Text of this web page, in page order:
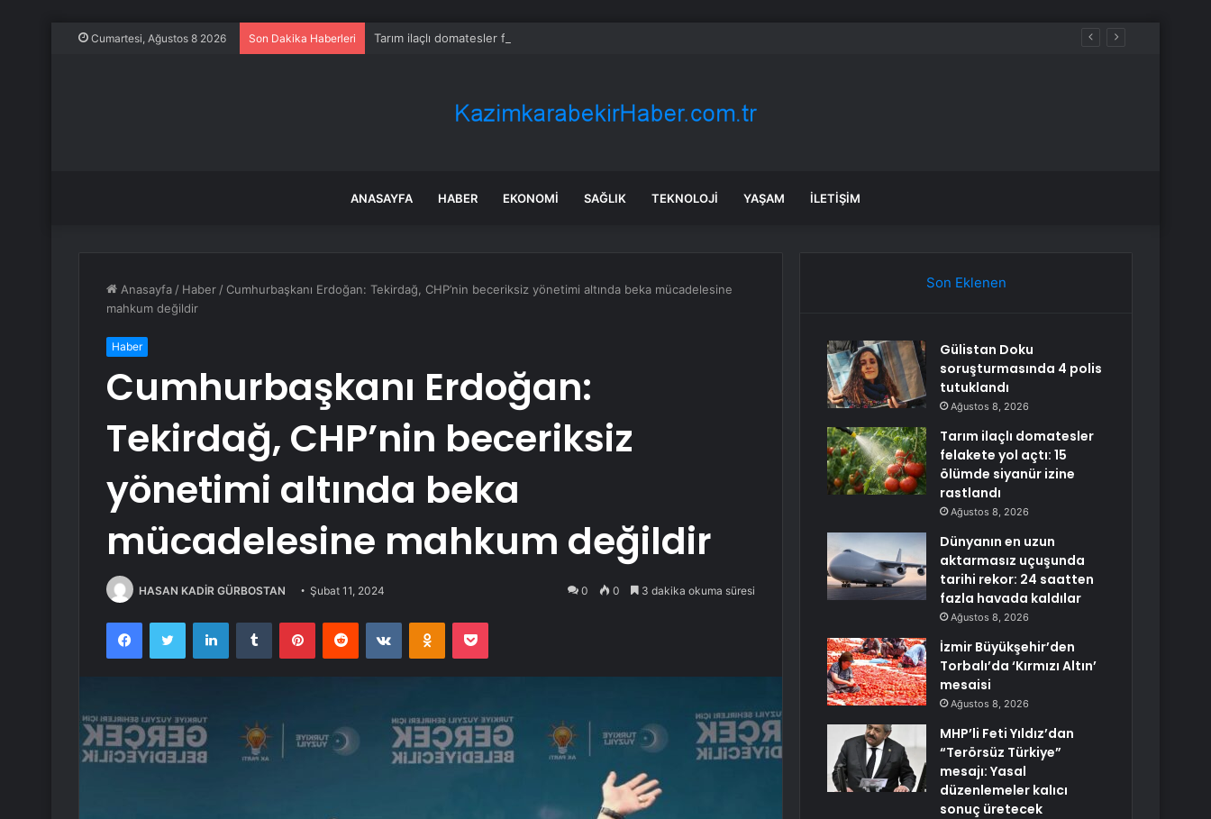
Cumartesi, Ağustos 8 2026 Son Dakika Haberleri Tarım ilaçlı domatesler felakete yol açtı: 15 ölümde siyanür izine rastlandı
ANASAYFA HABER EKONOMI SAĞLIK TEKNOLOJI YAŞAM İLETIŞIM
Anasayfa / Haber / Cumhurbaşkanı Erdoğan: Tekirdağ, CHP’nin beceriksiz yönetimi altında beka mücadelesine
mahkum değildir
Haber
Cumhurbaşkanı Erdoğan:
Tekirdağ, CHP’nin beceriksiz
yönetimi altında beka
mücadelesine mahkum değildir
HASAN KADİR GÜRBOSTAN Şubat 11, 2024 0 0 3 dakika okuma süresi
FacebookTwitter LinkedInTumblr PinterestReddit VKontakteOdnoklassniki
Pocket
Son Eklenen
Gülistan Doku
soruşturmasında 4 polis
tutuklandı
Ağustos 8, 2026
Tarım ilaçlı domatesler
felakete yol açtı: 15
ölümde siyanür izine
rastlandı
Ağustos 8, 2026
Dünyanın en uzun
aktarmasız uçuşunda
tarihi rekor: 24 saatten
fazla havada kaldılar
Ağustos 8, 2026
İzmir Büyükşehir’den
Torbalı’da ‘Kırmızı Altın’
mesaisi
Ağustos 8, 2026
MHP’li Feti Yıldız’dan
“Terörsüz Türkiye”
mesajı: Yasal
düzenlemeler kalıcı
sonuç üretecek